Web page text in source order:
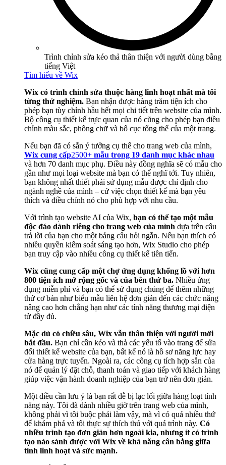
Trình chỉnh sửa kéo thả thân thiện với người dùng bằng
tiếng Việt
Tìm hiểu về Wix
Wix có trình chỉnh sửa thuộc hàng linh hoạt nhất mà tôi
từng thử nghiệm. Bạn nhận được hàng trăm tiện ích cho
phép bạn tùy chỉnh hầu hết mọi chi tiết trên website của mình.
Bộ công cụ thiết kế trực quan của nó cũng cho phép bạn điều
chỉnh màu sắc, phông chữ và bố cục tổng thể của một trang.
Nếu bạn đã có sẵn ý tưởng cụ thể cho trang web của mình,
Wix cung cấp2500+ mẫu trong 19 danh mục khác nhau
và hơn 70 danh mục phụ. Điều này đồng nghĩa sẽ có mẫu cho
gần như mọi loại website mà bạn có thể nghĩ tới. Tuy nhiên,
bạn không nhất thiết phải sử dụng mẫu được chỉ định cho
ngành nghề của mình – cứ việc chọn thiết kế mà bạn yêu
thích và điều chỉnh nó cho phù hợp với nhu cầu.
Với trình tạo website AI của Wix, bạn có thể tạo một mẫu
độc đáo dành riêng cho trang web của mình dựa trên câu
trả lời của bạn cho một bảng câu hỏi ngắn. Nếu bạn thích có
nhiều quyền kiểm soát sáng tạo hơn, Wix Studio cho phép
bạn truy cập vào nhiều công cụ thiết kế tiên tiến.
Wix cũng cung cấp một chợ ứng dụng khổng lồ với hơn
800 tiện ích mở rộng gốc và của bên thứ ba. Nhiều ứng
dụng miễn phí và bạn có thể sử dụng chúng để thêm những
thứ cơ bản như biểu mẫu liên hệ đơn giản đến các chức năng
nâng cao hơn chẳng hạn như các tính năng thương mại điện
tử đầy đủ.
Mặc dù có chiều sâu, Wix vẫn thân thiện với người mới
bắt đầu. Bạn chỉ cần kéo và thả các yếu tố vào trang để sửa
đổi thiết kế website của bạn, bất kể nó là hồ sơ năng lực hay
cửa hàng trực tuyến. Ngoài ra, các công cụ tích hợp sẵn của
nó để quản lý đặt chỗ, thanh toán và giao tiếp với khách hàng
giúp việc vận hành doanh nghiệp của bạn trở nên đơn giản.
Một điều cần lưu ý là bạn rất dễ bị lạc lối giữa hàng loạt tính
năng này. Tôi đã dành nhiều giờ trên trang web của mình,
không phải vì tôi buộc phải làm vậy, mà vì có quá nhiều thứ
để khám phá và tôi thực sự thích thú với quá trình này. Có
nhiều trình tạo đơn giản hơn ngoài kia, nhưng ít có trình
tạo nào sánh được với Wix về khả năng cân bằng giữa
tính linh hoạt và sức mạnh.